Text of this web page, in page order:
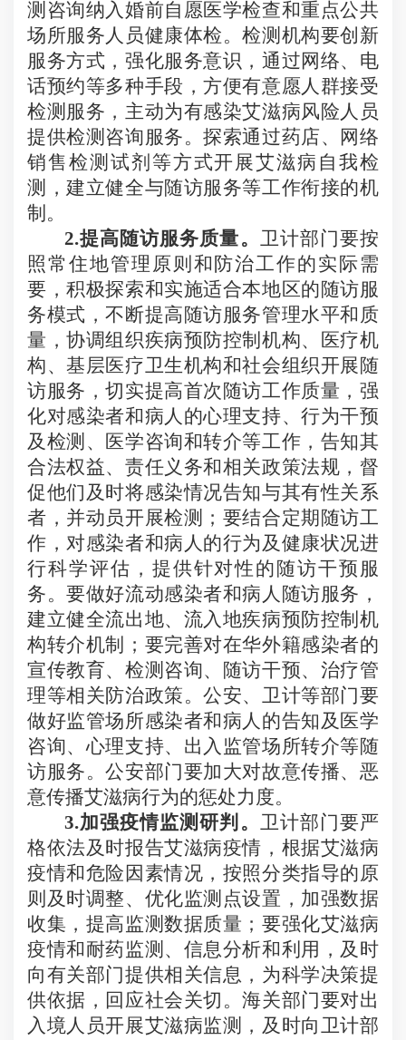
测咨询纳入婚前自愿医学检查和重点公共
场所服务人员健康体检。检测机构要创新
服务方式，强化服务意识，通过网络、电
话预约等多种手段，方便有意愿人群接受
检测服务，主动为有感染艾滋病风险人员
提供检测咨询服务。探索通过药店、网络
销售检测试剂等方式开展艾滋病自我检
测，建立健全与随访服务等工作衔接的机
制。
2.提高随访服务质量。
卫计部门要按
照常住地管理原则和防治工作的实际需
要，积极探索和实施适合本地区的随访服
务模式，不断提高随访服务管理水平和质
量，协调组织疾病预防控制机构、医疗机
构、基层医疗卫生机构和社会组织开展随
访服务，切实提高首次随访工作质量，强
化对感染者和病人的心理支持、行为干预
及检测、医学咨询和转介等工作，告知其
合法权益、责任义务和相关政策法规，督
促他们及时将感染情况告知与其有性关系
者，并动员开展检测；要结合定期随访工
作，对感染者和病人的行为及健康状况进
行科学评估，提供针对性的随访干预服
务。要做好流动感染者和病人随访服务，
建立健全流出地、流入地疾病预防控制机
构转介机制；要完善对在华外籍感染者的
宣传教育、检测咨询、随访干预、治疗管
理等相关防治政策。公安、卫计等部门要
做好监管场所感染者和病人的告知及医学
咨询、心理支持、出入监管场所转介等随
访服务。公安部门要加大对故意传播、恶
意传播艾滋病行为的惩处力度。
3.加强疫情监测研判。
卫计部门要严
格依法及时报告艾滋病疫情，根据艾滋病
疫情和危险因素情况，按照分类指导的原
则及时调整、优化监测点设置，加强数据
收集，提高监测数据质量；要强化艾滋病
疫情和耐药监测、信息分析和利用，及时
向有关部门提供相关信息，为科学决策提
供依据，回应社会关切。海关部门要对出
入境人员开展艾滋病监测，及时向卫计部